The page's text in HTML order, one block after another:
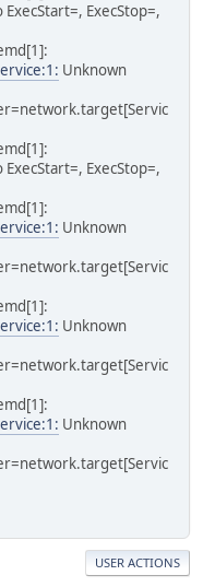
ExecStop=,
Unknown
ExecStop=,
Unknown
Unknown
Unknown
USER ACTIONS